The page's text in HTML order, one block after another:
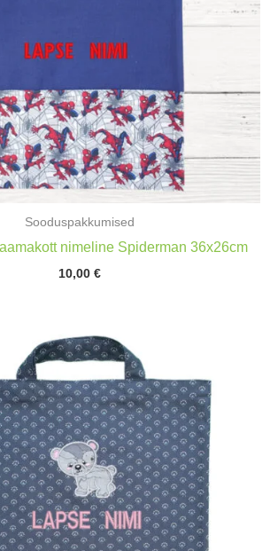
Sooduspakkumised
nimeline Spiderman 36x26cm
10,00 €